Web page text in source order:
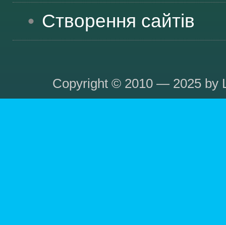
Створення сайтів
Copyright © 2010 — 2025 by